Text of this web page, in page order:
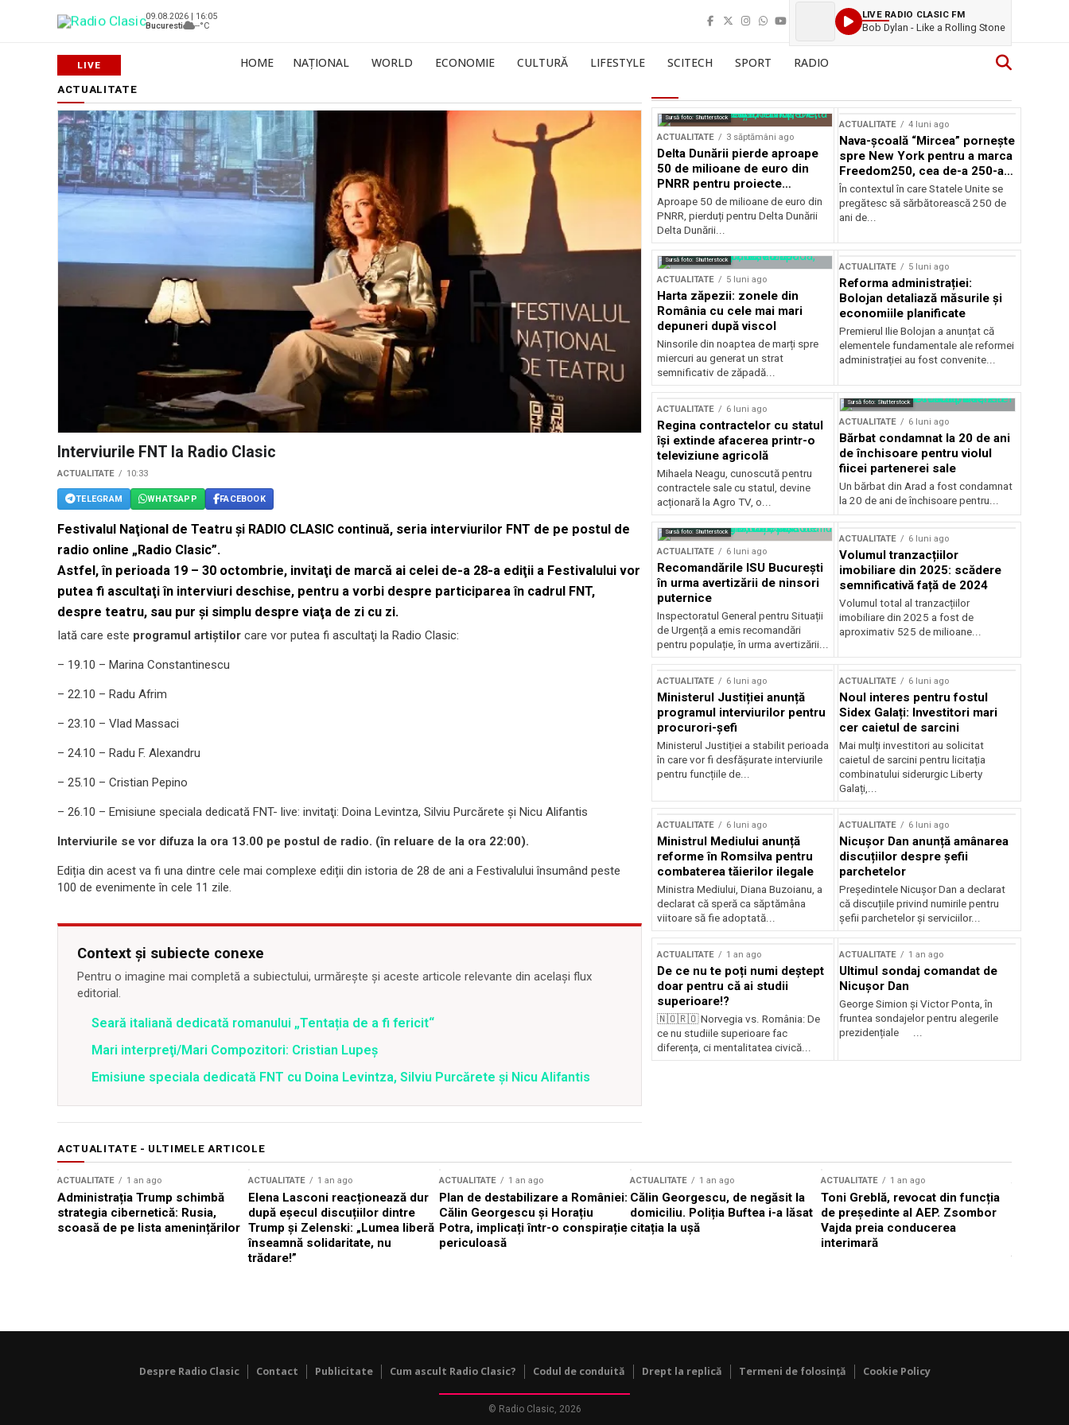
09.08.2026 | 16:05
Bucuresti
--°C
LIVE RADIO CLASIC FM
Bob Dylan - Like a Rolling Stone
HOME NAȚIONAL WORLD ECONOMIE CULTURĂ LIFESTYLE SCITECH SPORT RADIO
ACTUALITATE
Interviurile FNT la Radio Clasic
ACTUALITATE 10:33
TELEGRAM WHATSAPP FACEBOOK
Festivalul Naţional de Teatru şi RADIO CLASIC continuă, seria interviurilor FNT de pe postul de
radio online „Radio Clasic”.
Astfel, în perioada 19 – 30 octombrie, invitaţi de marcă ai celei de-a 28-a ediţii a Festivalului vor
putea fi ascultaţi în interviuri deschise, pentru a vorbi despre participarea în cadrul FNT,
despre teatru, sau pur şi simplu despre viaţa de zi cu zi.
Iată care este programul artiştilor care vor putea fi ascultaţi la Radio Clasic:
– 19.10 – Marina Constantinescu
– 22.10 – Radu Afrim
– 23.10 – Vlad Massaci
– 24.10 – Radu F. Alexandru
– 25.10 – Cristian Pepino
– 26.10 – Emisiune speciala dedicată FNT- live: invitaţi: Doina Levintza, Silviu Purcărete şi Nicu Alifantis
Interviurile se vor difuza la ora 13.00 pe postul de radio. (în reluare de la ora 22:00).
Ediția din acest va fi una dintre cele mai complexe ediții din istoria de 28 de ani a Festivalului însumând peste
100 de evenimente în cele 11 zile.
Context și subiecte conexe
Pentru o imagine mai completă a subiectului, urmărește și aceste articole relevante din același flux
editorial.
Seară italiană dedicată romanului „Tentația de a fi fericit“
Mari interpreţi/Mari Compozitori: Cristian Lupeș
Emisiune speciala dedicată FNT cu Doina Levintza, Silviu Purcărete şi Nicu Alifantis
Sursă foto: Shutterstock
ACTUALITATE 3 săptămâni ago
Delta Dunării pierde aproape
50 de milioane de euro din
PNRR pentru proiecte
esențiale
Aproape 50 de milioane de euro din
PNRR, pierduți pentru Delta Dunării
Delta Dunării...
ACTUALITATE 4 luni ago
Nava-școală “Mircea” pornește
spre New York pentru a marca
Freedom250, cea de-a 250-a
aniversare a Statelor Unite
În contextul în care Statele Unite se
pregătesc să sărbătorească 250 de
ani de...
Sursă foto: Shutterstock
ACTUALITATE 5 luni ago
Harta zăpezii: zonele din
România cu cele mai mari
depuneri după viscol
Ninsorile din noaptea de marți spre
miercuri au generat un strat
semnificativ de zăpadă...
ACTUALITATE 5 luni ago
Reforma administrației:
Bolojan detaliază măsurile și
economiile planificate
Premierul Ilie Bolojan a anunțat că
elementele fundamentale ale reformei
administrației au fost convenite...
ACTUALITATE 6 luni ago
Regina contractelor cu statul
își extinde afacerea printr-o
televiziune agricolă
Mihaela Neagu, cunoscută pentru
contractele sale cu statul, devine
acționară la Agro TV, o...
Sursă foto: Shutterstock
ACTUALITATE 6 luni ago
Bărbat condamnat la 20 de ani
de închisoare pentru violul
fiicei partenerei sale
Un bărbat din Arad a fost condamnat
la 20 de ani de închisoare pentru...
Sursă foto: Shutterstock
ACTUALITATE 6 luni ago
Recomandările ISU București
în urma avertizării de ninsori
puternice
Inspectoratul General pentru Situații
de Urgență a emis recomandări
pentru populație, în urma avertizării...
ACTUALITATE 6 luni ago
Volumul tranzacțiilor
imobiliare din 2025: scădere
semnificativă față de 2024
Volumul total al tranzacțiilor
imobiliare din 2025 a fost de
aproximativ 525 de milioane...
ACTUALITATE 6 luni ago
Ministerul Justiției anunță
programul interviurilor pentru
procurori-șefi
Ministerul Justiției a stabilit perioada
în care vor fi desfășurate interviurile
pentru funcțiile de...
ACTUALITATE 6 luni ago
Noul interes pentru fostul
Sidex Galați: Investitori mari
cer caietul de sarcini
Mai mulți investitori au solicitat
caietul de sarcini pentru licitația
combinatului siderurgic Liberty
Galați,...
ACTUALITATE 6 luni ago
Ministrul Mediului anunță
reforme în Romsilva pentru
combaterea tăierilor ilegale
Ministra Mediului, Diana Buzoianu, a
declarat că speră ca săptămâna
viitoare să fie adoptată...
ACTUALITATE 6 luni ago
Nicușor Dan anunță amânarea
discuțiilor despre șefii
parchetelor
Președintele Nicușor Dan a declarat
că discuțiile privind numirile pentru
șefii parchetelor și serviciilor...
ACTUALITATE 1 an ago
De ce nu te poți numi deștept
doar pentru că ai studii
superioare!?
🇳🇴🇷🇴 Norvegia vs. România: De
ce nu studiile superioare fac
diferența, ci mentalitatea civică...
ACTUALITATE 1 an ago
Ultimul sondaj comandat de
Nicușor Dan
George Simion și Victor Ponta, în
fruntea sondajelor pentru alegerile
prezidențiale ...
ACTUALITATE - ULTIMELE ARTICOLE
ACTUALITATE 1 an ago
Administrația Trump schimbă
strategia cibernetică: Rusia,
scoasă de pe lista amenințărilor
ACTUALITATE 1 an ago
Elena Lasconi reacționează dur
după eșecul discuțiilor dintre
Trump și Zelenski: „Lumea liberă
înseamnă solidaritate, nu
trădare!”
ACTUALITATE 1 an ago
Plan de destabilizare a României:
Călin Georgescu și Horațiu
Potra, implicați într-o conspirație
periculoasă
ACTUALITATE 1 an ago
Călin Georgescu, de negăsit la
domiciliu. Poliția Buftea i-a lăsat
citația la ușă
ACTUALITATE 1 an ago
Toni Greblă, revocat din funcția
de președinte al AEP. Zsombor
Vajda preia conducerea
interimară
Despre Radio Clasic Contact Publicitate Cum ascult Radio Clasic? Codul de conduită Drept la replică Termeni de folosință Cookie Policy
© Radio Clasic, 2026